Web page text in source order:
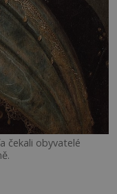
čekali obyvatelé